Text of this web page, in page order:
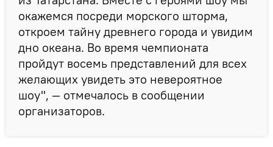
окажемся посреди морского шторма,
откроем тайну древнего города и увидим
дно океана. Во время чемпионата
пройдут восемь представлений для всех
желающих увидеть это невероятное
шоу", — отмечалось в сообщении
организаторов.